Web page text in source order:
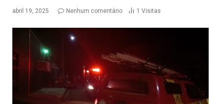
abril 19, 2025 Nenhum comentário 1 Visitas